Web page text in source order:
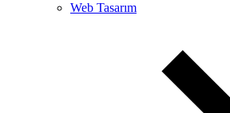
Web Tasarım